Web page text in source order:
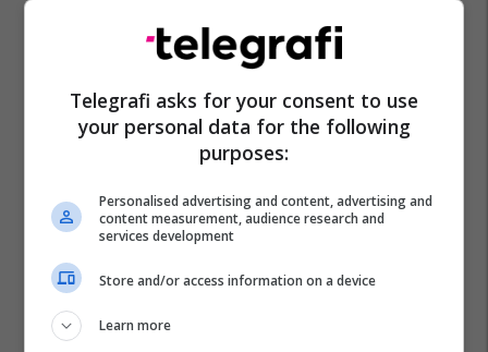
Telegrafi asks for your consent to use
your personal data for the following
purposes:
Personalised advertising and content, advertising and
content measurement, audience research and
services development
Store and/or access information on a device
Learn more